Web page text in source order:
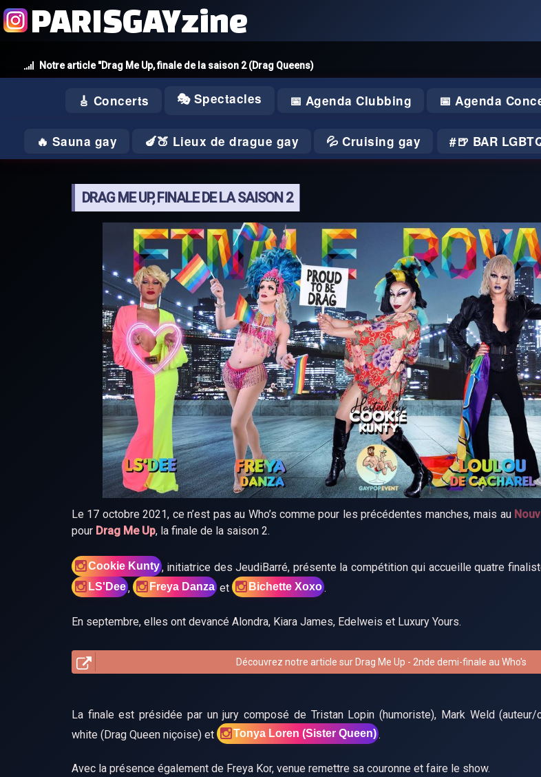
Notre article "Drag Me Up, finale de la saison 2 (Drag Queens)
PARISGAYzine
🎸 Concerts 🎭 Spectacles 📅 Agenda Clubbing 📅 Agenda
🔥 Sauna gay 🍆🍑 Lieux de drague gay 💦 Cruising gay 🍺 BAR
DRAG ME UP, FINALE DE LA SAISON 2
Le 17 octobre 2021, ce n’est pas au Who’s comme pour les précédentes manches, mais au
pour Drag Me Up, la finale de la saison 2.
Cookie Kunty, initiatrice des JeudiBarré, présente la compétition qui accueille quatre
LS'Dee, Freya Danzaet Bichette Xoxo.
En septembre, elles ont devancé Alondra, Kiara James, Edelweis et Luxury Yours.
Découvrez notre article sur Drag Me Up - 2nde demi-finale au Who's
La finale est présidée par un jury composé de Tristan Lopin (humoriste), Mark Weld
white (Drag Queen niçoise) et
Tonya Loren (Sister Queen).
Avec la présence également de Freya Kor, venue remettre sa couronne et faire le show.